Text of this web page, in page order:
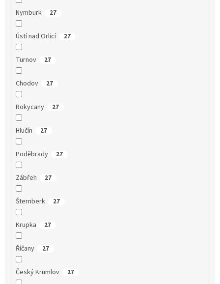
Nymburk 27
Ústí nad Orlicí 27
Turnov 27
Chodov 27
Rokycany 27
Hlučín 27
Poděbrady 27
Zábřeh 27
Šternberk 27
Krupka 27
Říčany 27
Český Krumlov 27